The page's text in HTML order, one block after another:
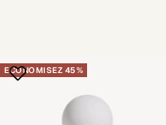
ECONOMISEZ 45%